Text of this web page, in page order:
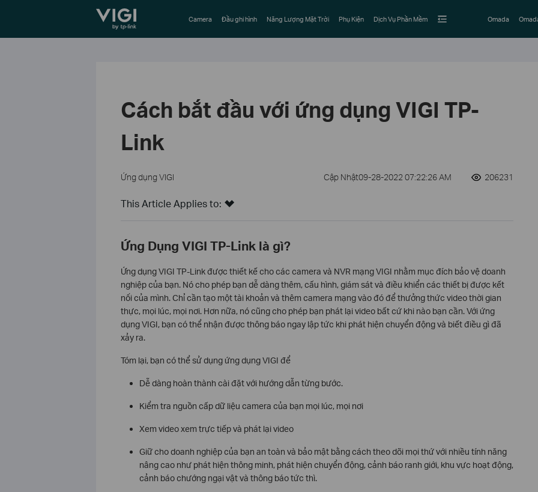
TP-Link, Reliably Smart Camera Đầu ghi hình Năng Lượng Mặt Trời Phụ Kiện Dịch Vụ Phần Mềm Omada
Cách bắt đầu với ứng dụng VIGI TP-
Link
Ứng dụng VIGI Cập Nhật09-28-2022 07:22:26 AM 206231
This Article Applies to:
Ứng Dụng VIGI TP-Link là gì?
Ứng dụng VIGI TP-Link được thiết kế cho các camera và NVR mạng VIGI nhằm mục đích bảo vệ doanh
nghiệp của bạn. Nó cho phép bạn dễ dàng thêm, cấu hình, giám sát và điều khiển các thiết bị được kết
nối của mình. Chỉ cần tạo một tài khoản và thêm camera mạng vào đó để thưởng thức video thời gian
thực, mọi lúc, mọi nơi. Hơn nữa, nó cũng cho phép bạn phát lại video bất cứ khi nào bạn cần. Với ứng
dụng VIGI, bạn có thể nhận được thông báo ngay lập tức khi phát hiện chuyển động và biết điều gì đã
xảy ra.
Tóm lại, bạn có thể sử dụng ứng dụng VIGI để
Dễ dàng hoàn thành cài đặt với hướng dẫn từng bước.
Kiểm tra nguồn cấp dữ liệu camera của bạn mọi lúc, mọi nơi
Xem video xem trực tiếp và phát lại video
Giữ cho doanh nghiệp của bạn an toàn và bảo mật bằng cách theo dõi mọi thứ với nhiều tính năng
nâng cao như phát hiện thông minh, phát hiện chuyển động, cảnh báo ranh giới, khu vực hoạt động,
cảnh báo chướng ngại vật và thông báo tức thì.